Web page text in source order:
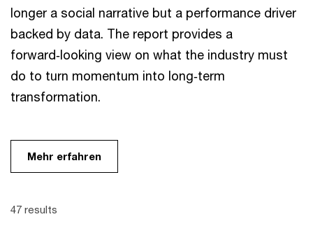
longer a social narrative but a performance driver
backed by data. The report provides a
forward‑looking view on what the industry must
do to turn momentum into long‑term
transformation.
Mehr erfahren
47 results